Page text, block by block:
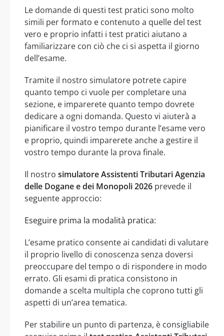
Le domande di questi test pratici sono molto
simili per formato e contenuto a quelle del test
vero e proprio infatti i test pratici aiutano a
familiarizzare con ciò che ci si aspetta il giorno
dell’esame.
Tramite il nostro simulatore potrete capire
quanto tempo ci vuole per completare una
sezione, e imparerete quanto tempo dovrete
dedicare a ogni domanda. Questo vi aiuterà a
pianificare il vostro tempo durante l’esame vero
e proprio, quindi imparerete anche a gestire il
vostro tempo durante la prova finale.
Il nostro simulatore Assistenti Tributari Agenzia
delle Dogane e dei Monopoli 2026 prevede il
seguente approccio:
Eseguire prima la modalità pratica:
L’esame pratico consente ai candidati di valutare
il proprio livello di conoscenza senza doversi
preoccupare del tempo o di rispondere in modo
errato. Gli esami di pratica consistono in
domande a scelta multipla che coprono tutti gli
aspetti di un’area tematica.
Per stabilire un punto di partenza, è consigliabile